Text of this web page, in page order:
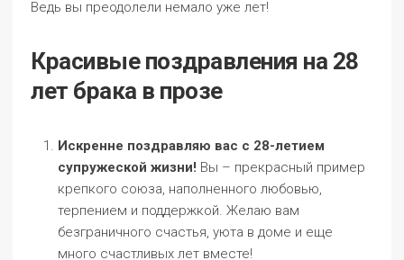
Ведь вы преодолели немало уже лет!
Красивые поздравления на 28
лет брака в прозе
Искренне поздравляю вас с 28-летием
супружеской жизни! Вы – прекрасный пример
крепкого союза, наполненного любовью,
терпением и поддержкой. Желаю вам
безграничного счастья, уюта в доме и еще
много счастливых лет вместе!